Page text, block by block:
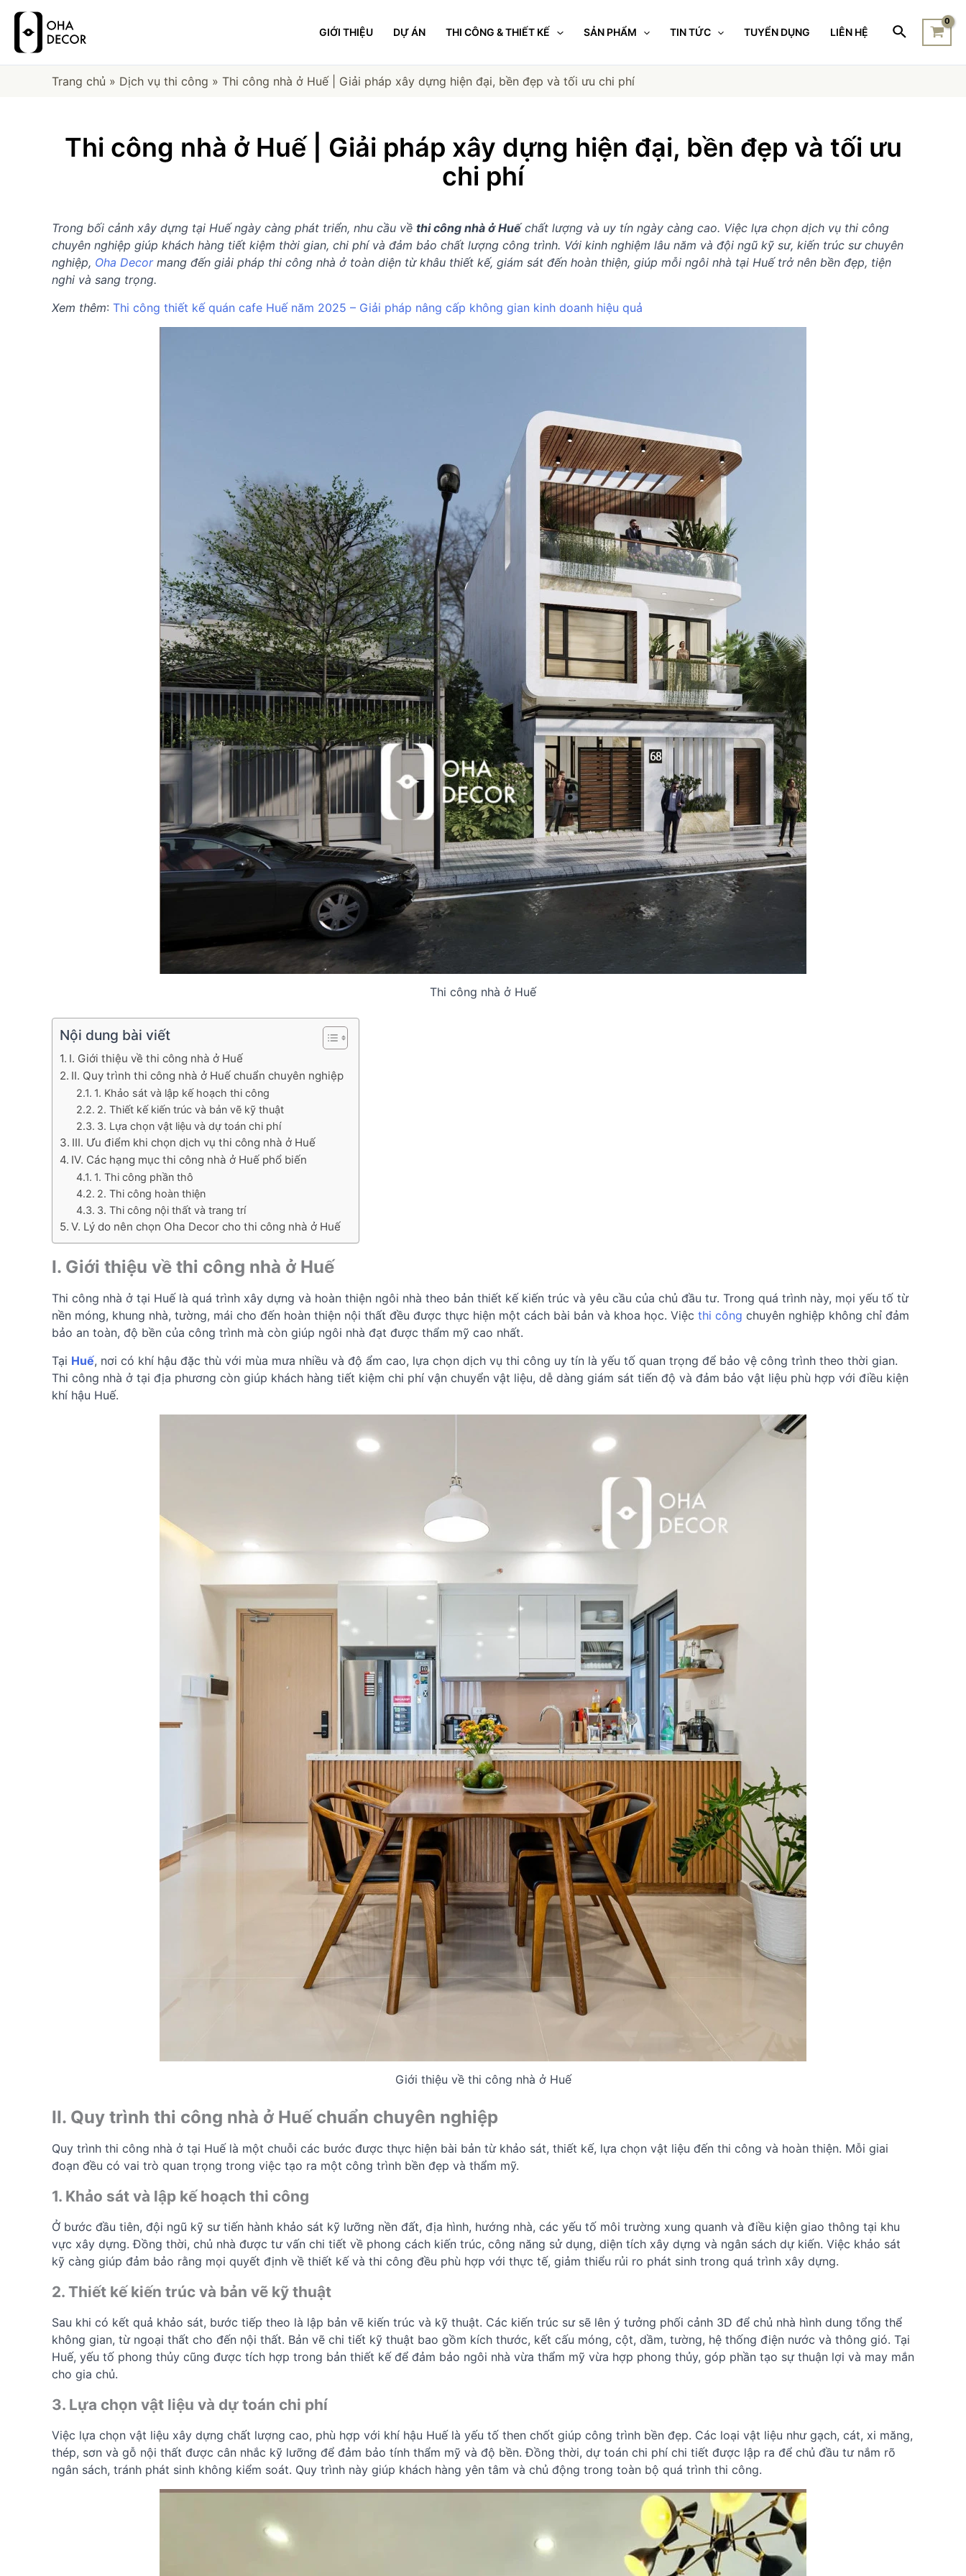
GIỚI THIỆU DỰ ÁN THI CÔNG & THIẾT KẾ SẢN PHẨM TIN TỨC TUYỂN DỤNG LIÊN HỆ
Trang chủ » Dịch vụ thi công » Thi công nhà ở Huế | Giải pháp xây dựng hiện đại, bền đẹp và tối ưu chi phí
Thi công nhà ở Huế | Giải pháp xây dựng hiện đại, bền đẹp và tối ưu
chi phí
Trong bối cảnh xây dựng tại Huế ngày càng phát triển, nhu cầu về thi công nhà ở Huếchất lượng và uy tín ngày càng cao. Việc lựa chọn dịch vụ thi công
chuyên nghiệp giúp khách hàng tiết kiệm thời gian, chi phí và đảm bảo chất lượng công trình. Với kinh nghiệm lâu năm và đội ngũ kỹ sư, kiến trúc sư chuyên
nghiệp, Oha Decormang đến giải pháp thi công nhà ở toàn diện từ khâu thiết kế, giám sát đến hoàn thiện, giúp mỗi ngôi nhà tại Huế trở nên bền đẹp, tiện
nghi và sang trọng.
Xem thêm: Thi công thiết kế quán cafe Huế năm 2025 – Giải pháp nâng cấp không gian kinh doanh hiệu quả
Thi công nhà ở Huế
Nội dung bài viết
I. Giới thiệu về thi công nhà ở Huế
II. Quy trình thi công nhà ở Huế chuẩn chuyên nghiệp
1. Khảo sát và lập kế hoạch thi công
2. Thiết kế kiến trúc và bản vẽ kỹ thuật
3. Lựa chọn vật liệu và dự toán chi phí
III. Ưu điểm khi chọn dịch vụ thi công nhà ở Huế
IV. Các hạng mục thi công nhà ở Huế phổ biến
1. Thi công phần thô
2. Thi công hoàn thiện
3. Thi công nội thất và trang trí
V. Lý do nên chọn Oha Decor cho thi công nhà ở Huế
I. Giới thiệu về thi công nhà ở Huế
Thi công nhà ở tại Huế là quá trình xây dựng và hoàn thiện ngôi nhà theo bản thiết kế kiến trúc và yêu cầu của chủ đầu tư. Trong quá trình này, mọi yếu tố từ
nền móng, khung nhà, tường, mái cho đến hoàn thiện nội thất đều được thực hiện một cách bài bản và khoa học. Việc thi công chuyên nghiệp không chỉ đảm
bảo an toàn, độ bền của công trình mà còn giúp ngôi nhà đạt được thẩm mỹ cao nhất.
Tại Huế, nơi có khí hậu đặc thù với mùa mưa nhiều và độ ẩm cao, lựa chọn dịch vụ thi công uy tín là yếu tố quan trọng để bảo vệ công trình theo thời gian.
Thi công nhà ở tại địa phương còn giúp khách hàng tiết kiệm chi phí vận chuyển vật liệu, dễ dàng giám sát tiến độ và đảm bảo vật liệu phù hợp với điều kiện
khí hậu Huế.
Giới thiệu về thi công nhà ở Huế
II. Quy trình thi công nhà ở Huế chuẩn chuyên nghiệp
Quy trình thi công nhà ở tại Huế là một chuỗi các bước được thực hiện bài bản từ khảo sát, thiết kế, lựa chọn vật liệu đến thi công và hoàn thiện. Mỗi giai
đoạn đều có vai trò quan trọng trong việc tạo ra một công trình bền đẹp và thẩm mỹ.
1. Khảo sát và lập kế hoạch thi công
Ở bước đầu tiên, đội ngũ kỹ sư tiến hành khảo sát kỹ lưỡng nền đất, địa hình, hướng nhà, các yếu tố môi trường xung quanh và điều kiện giao thông tại khu
vực xây dựng. Đồng thời, chủ nhà được tư vấn chi tiết về phong cách kiến trúc, công năng sử dụng, diện tích xây dựng và ngân sách dự kiến. Việc khảo sát
kỹ càng giúp đảm bảo rằng mọi quyết định về thiết kế và thi công đều phù hợp với thực tế, giảm thiểu rủi ro phát sinh trong quá trình xây dựng.
2. Thiết kế kiến trúc và bản vẽ kỹ thuật
Sau khi có kết quả khảo sát, bước tiếp theo là lập bản vẽ kiến trúc và kỹ thuật. Các kiến trúc sư sẽ lên ý tưởng phối cảnh 3D để chủ nhà hình dung tổng thể
không gian, từ ngoại thất cho đến nội thất. Bản vẽ chi tiết kỹ thuật bao gồm kích thước, kết cấu móng, cột, dầm, tường, hệ thống điện nước và thông gió. Tại
Huế, yếu tố phong thủy cũng được tích hợp trong bản thiết kế để đảm bảo ngôi nhà vừa thẩm mỹ vừa hợp phong thủy, góp phần tạo sự thuận lợi và may mắn
cho gia chủ.
3. Lựa chọn vật liệu và dự toán chi phí
Việc lựa chọn vật liệu xây dựng chất lượng cao, phù hợp với khí hậu Huế là yếu tố then chốt giúp công trình bền đẹp. Các loại vật liệu như gạch, cát, xi măng,
thép, sơn và gỗ nội thất được cân nhắc kỹ lưỡng để đảm bảo tính thẩm mỹ và độ bền. Đồng thời, dự toán chi phí chi tiết được lập ra để chủ đầu tư nắm rõ
ngân sách, tránh phát sinh không kiểm soát. Quy trình này giúp khách hàng yên tâm và chủ động trong toàn bộ quá trình thi công.